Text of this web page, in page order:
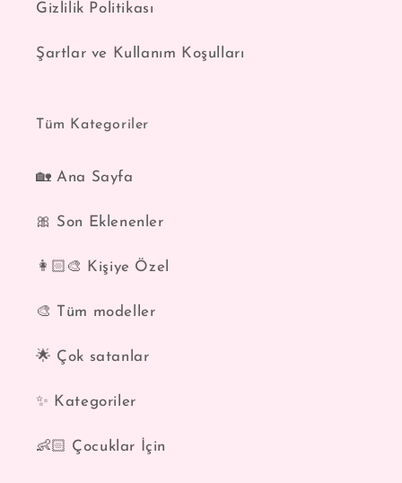
Gizlilik Politikası
Şartlar ve Kullanım Koşulları
Tüm Kategoriler
🏡 Ana Sayfa
🎀 Son Eklenenler
👩🏻‍🎨 Kişiye Özel
🎨 Tüm modeller
🌟 Çok satanlar
✨ Kategoriler
👶🏻 Çocuklar İçin